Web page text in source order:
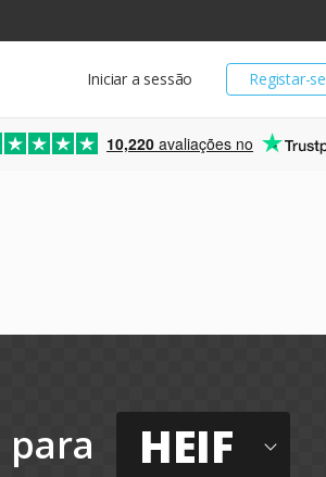
Registar-se
Iniciar a sessão
10,220 avaliações no
para HEIF